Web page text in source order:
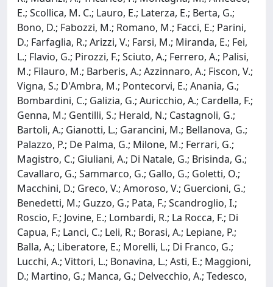
E.; Scollica, M. C.; Lauro, E.; Laterza, E.; Berta, G.;
Bono, D.; Fabozzi, M.; Romano, M.; Facci, E.; Parini,
D.; Farfaglia, R.; Arizzi, V.; Farsi, M.; Miranda, E.; Fei,
L.; Flavio, G.; Pirozzi, F.; Sciuto, A.; Ferrero, A.; Palisi,
M.; Filauro, M.; Barberis, A.; Azzinnaro, A.; Fiscon, V.;
Vigna, S.; D'Ambra, M.; Pontecorvi, E.; Anania, G.;
Bombardini, C.; Galizia, G.; Auricchio, A.; Cardella, F.;
Genna, M.; Gentilli, S.; Herald, N.; Castagnoli, G.;
Bartoli, A.; Gianotti, L.; Garancini, M.; Bellanova, G.;
Palazzo, P.; De Palma, G.; Milone, M.; Ferrari, G.;
Magistro, C.; Giuliani, A.; Di Natale, G.; Brisinda, G.;
Cavallaro, G.; Sammarco, G.; Gallo, G.; Goletti, O.;
Macchini, D.; Greco, V.; Amoroso, V.; Guercioni, G.;
Benedetti, M.; Guzzo, G.; Pata, F.; Scandroglio, I.;
Roscio, F.; Jovine, E.; Lombardi, R.; La Rocca, F.; Di
Capua, F.; Lanci, C.; Leli, R.; Borasi, A.; Lepiane, P.;
Balla, A.; Liberatore, E.; Morelli, L.; Di Franco, G.;
Lucchi, A.; Vittori, L.; Bonavina, L.; Asti, E.; Maggioni,
D.; Martino, G.; Manca, G.; Delvecchio, A.; Tedesco,